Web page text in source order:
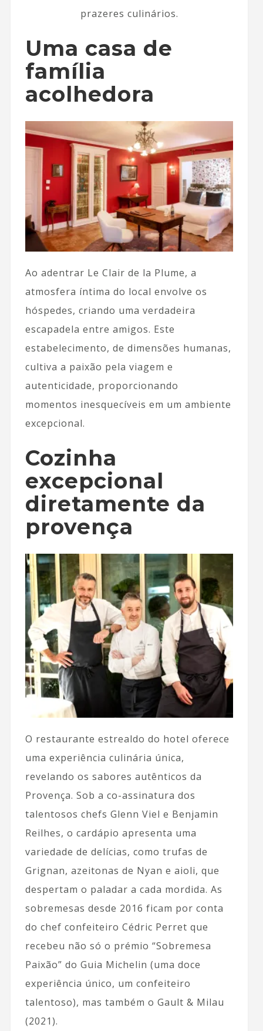
prazeres culinários.
Uma casa de
família
acolhedora
Ao adentrar Le Clair de la Plume, a
atmosfera íntima do local envolve os
hóspedes, criando uma verdadeira
escapadela entre amigos. Este
estabelecimento, de dimensões humanas,
cultiva a paixão pela viagem e
autenticidade, proporcionando
momentos inesquecíveis em um ambiente
excepcional.
Cozinha
excepcional
diretamente da
provença
O restaurante estrealdo do hotel oferece
uma experiência culinária única,
revelando os sabores autênticos da
Provença. Sob a co-assinatura dos
talentosos chefs Glenn Viel e Benjamin
Reilhes, o cardápio apresenta uma
variedade de delícias, como trufas de
Grignan, azeitonas de Nyan e aioli, que
despertam o paladar a cada mordida. As
sobremesas desde 2016 ficam por conta
do chef confeiteiro Cédric Perret que
recebeu não só o prémio “Sobremesa
Paixão” do Guia Michelin (uma doce
experiência único, um confeiteiro
talentoso), mas também o Gault & Milau
(2021).